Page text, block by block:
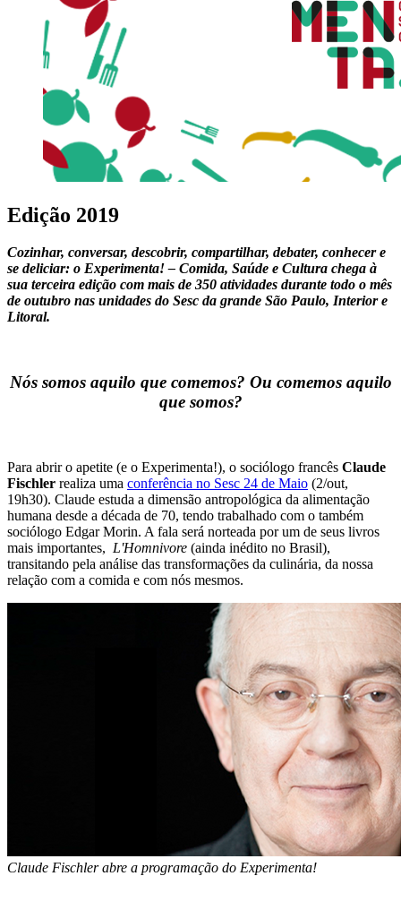
Edição 2019
Cozinhar, conversar, descobrir, compartilhar, debater, conhecer e
se deliciar: o Experimenta! – Comida, Saúde e Cultura chega à
sua terceira edição com mais de 350 atividades durante todo o mês
de outubro nas unidades do Sesc da grande São Paulo, Interior e
Litoral.
Nós somos aquilo que comemos? Ou comemos aquilo
que somos?
Para abrir o apetite (e o Experimenta!), o sociólogo francês Claude
Fischler realiza uma conferência no Sesc 24 de Maio (2/out,
19h30). Claude estuda a dimensão antropológica da alimentação
humana desde a década de 70, tendo trabalhado com o também
sociólogo Edgar Morin. A fala será norteada por um de seus livros
mais importantes, L'Homnivore (ainda inédito no Brasil),
transitando pela análise das transformações da culinária, da nossa
relação com a comida e com nós mesmos.
Claude Fischler abre a programação do Experimenta!